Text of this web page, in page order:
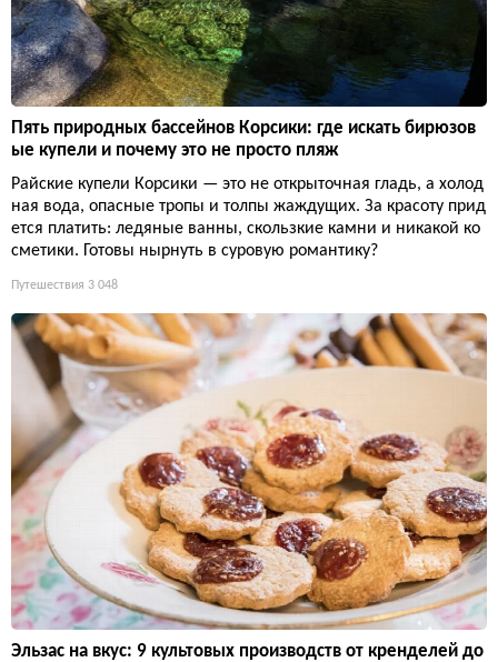
Пять природных бассейнов Корсики: где искать бирюзов
ые купели и почему это не просто пляж
Райские купели Корсики — это не открыточная гладь, а холод
ная вода, опасные тропы и толпы жаждущих. За красоту прид
ется платить: ледяные ванны, скользкие камни и никакой ко
сметики. Готовы нырнуть в суровую романтику?
Путешествия 3 048
Эльзас на вкус: 9 культовых производств от кренделей до